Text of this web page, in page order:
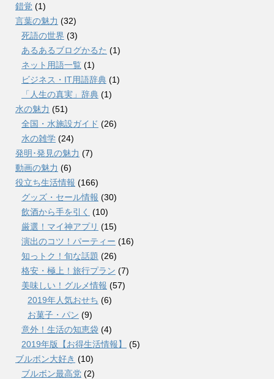
錯覚 (1)
言葉の魅力 (32)
死語の世界 (3)
あるあるブログかるた (1)
ネット用語一覧 (1)
ビジネス・IT用語辞典 (1)
「人生の真実」辞典 (1)
水の魅力 (51)
全国・水施設ガイド (26)
水の雑学 (24)
発明･発見の魅力 (7)
動画の魅力 (6)
役立ち生活情報 (166)
グッズ・セール情報 (30)
飲酒から手を引く (10)
厳選！マイ神アプリ (15)
演出のコツ！パーティー (16)
知っトク！旬な話題 (26)
格安・極上！旅行プラン (7)
美味しい！グルメ情報 (57)
2019年人気おせち (6)
お菓子・パン (9)
意外！生活の知恵袋 (4)
2019年版【お得生活情報】
(5)
ブルボン大好き (10)
ブルボン最高党 (2)